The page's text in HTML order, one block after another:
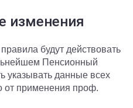
изменения
будут действовать
Пенсионный
указывать данные всех
от применения проф.